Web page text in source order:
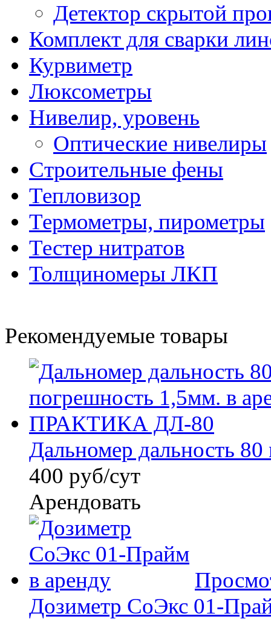
Детектор скрытой
Комплект для сварки
Курвиметр
Люксометры
Нивелир, уровень
Оптические нивелиры
Строительные фены
Тепловизор
Термометры, пирометры
Тестер нитратов
Толщиномеры ЛКП
Рекомендуемые товары
Дальномер дальность 80
400 руб/сут
Арендовать
Дозиметр СоЭкс 01-